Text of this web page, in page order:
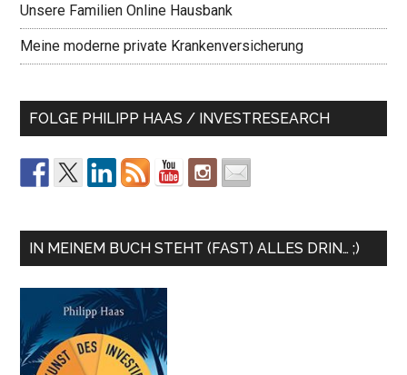
Unsere Familien Online Hausbank
Meine moderne private Krankenversicherung
FOLGE PHILIPP HAAS / INVESTRESEARCH
IN MEINEM BUCH STEHT (FAST) ALLES DRIN… ;)